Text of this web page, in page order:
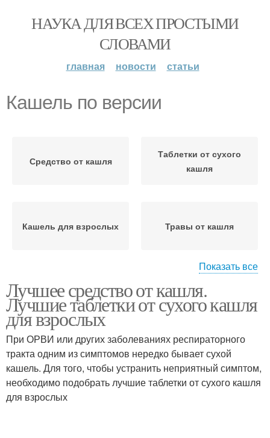
НАУКА ДЛЯ ВСЕХ ПРОСТЫМИ
СЛОВАМИ
главная новости статьи
Кашель по версии
Средство от кашля
Таблетки от сухого
кашля
Кашель для взрослых Травы от кашля
кашля
Кашель для детей
Показать все
Лучшее средство от кашля.
Лучшие таблетки от сухого кашля
для взрослых
При ОРВИ или других заболеваниях респираторного
тракта одним из симптомов нередко бывает сухой
кашель. Для того, чтобы устранить неприятный симптом,
необходимо подобрать лучшие таблетки от сухого кашля
для взрослых